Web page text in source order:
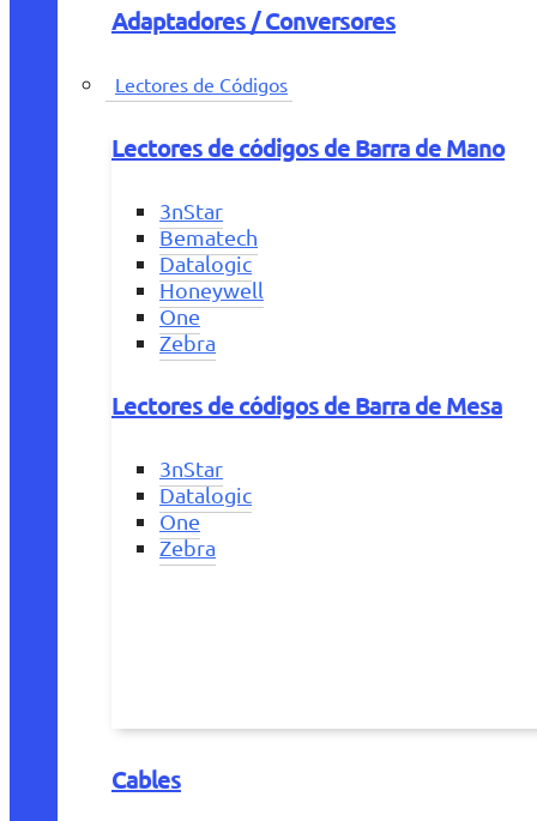
Adaptadores / Conversores
Lectores de Códigos
Lectores de códigos de Barra de Mano
3nStar
Bematech
Datalogic
Honeywell
One
Zebra
Lectores de códigos de Barra de Mesa
3nStar
Datalogic
One
Zebra
Cables